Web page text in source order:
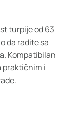
turpije od 63
da radite sa
Kompatibilan
praktičnim i